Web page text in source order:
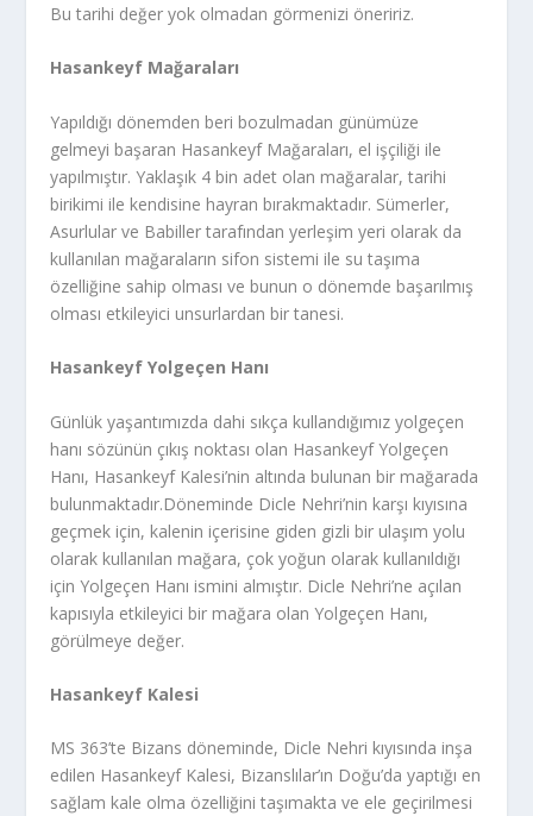
Bu tarihi değer yok olmadan görmenizi öneririz.
Hasankeyf Mağaraları
Yapıldığı dönemden beri bozulmadan günümüze
gelmeyi başaran Hasankeyf Mağaraları, el işçiliği ile
yapılmıştır. Yaklaşık 4 bin adet olan mağaralar, tarihi
birikimi ile kendisine hayran bırakmaktadır. Sümerler,
Asurlular ve Babiller tarafından yerleşim yeri olarak da
kullanılan mağaraların sifon sistemi ile su taşıma
özelliğine sahip olması ve bunun o dönemde başarılmış
olması etkileyici unsurlardan bir tanesi.
Hasankeyf Yolgeçen Hanı
Günlük yaşantımızda dahi sıkça kullandığımız yolgeçen
hanı sözünün çıkış noktası olan Hasankeyf Yolgeçen
Hanı, Hasankeyf Kalesi’nin altında bulunan bir mağarada
bulunmaktadır.Döneminde Dicle Nehri’nin karşı kıyısına
geçmek için, kalenin içerisine giden gizli bir ulaşım yolu
olarak kullanılan mağara, çok yoğun olarak kullanıldığı
için Yolgeçen Hanı ismini almıştır. Dicle Nehri’ne açılan
kapısıyla etkileyici bir mağara olan Yolgeçen Hanı,
görülmeye değer.
Hasankeyf Kalesi
MS 363’te Bizans döneminde, Dicle Nehri kıyısında inşa
edilen Hasankeyf Kalesi, Bizanslılar’ın Doğu’da yaptığı en
sağlam kale olma özelliğini taşımakta ve ele geçirilmesi